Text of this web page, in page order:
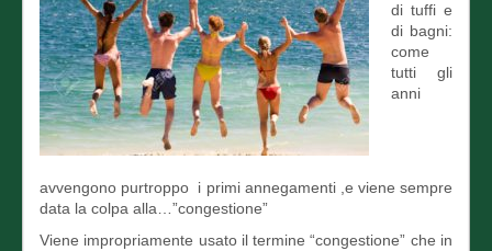
di tuffi e
di bagni:
come
tutti gli
anni
avvengono purtroppo i primi annegamenti ,e viene sempre
data la colpa alla…”congestione”
Viene impropriamente usato il termine “congestione” che in